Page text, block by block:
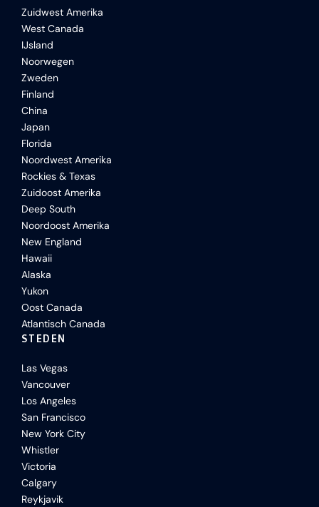
Zuidwest Amerika
West Canada
IJsland
Noorwegen
Zweden
Finland
China
Japan
Florida
Noordwest Amerika
Rockies & Texas
Zuidoost Amerika
Deep South
Noordoost Amerika
New England
Hawaii
Alaska
Yukon
Oost Canada
Atlantisch Canada
STEDEN
Las Vegas
Vancouver
Los Angeles
San Francisco
New York City
Whistler
Victoria
Calgary
Reykjavik